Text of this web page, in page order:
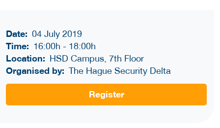
Date: 04 July 2019
Time: 16:00h- 18:00h
Location: HSD Campus, 7th Floor
Organised by: The Hague Security Delta
Register